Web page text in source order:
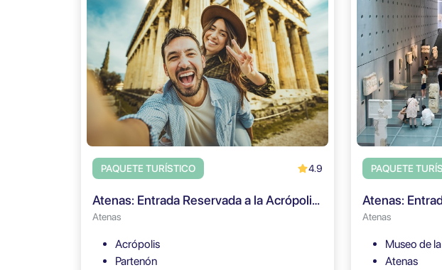
PAQUETE TURÍSTICO 4.9
Atenas: Entrada Reservada a la Acrópolis y Audioguía
Atenas
Acrópolis
Partenón
PAQUETE
Atenas
Museo de
Atenas